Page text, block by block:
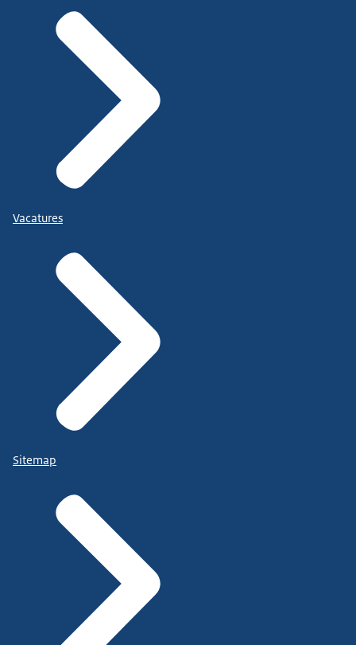
Vacatures
Sitemap